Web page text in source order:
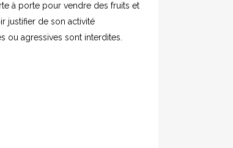
à porte pour vendre des fruits et
justifier de son activité
ou agressives sont interdites.